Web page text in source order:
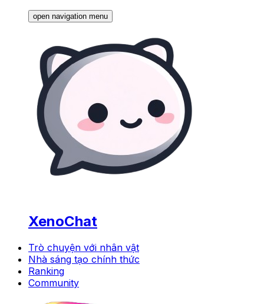
open navigation menu
XenoChat
Trò chuyện với nhân vật
Nhà sáng tạo chính thức
Ranking
Community